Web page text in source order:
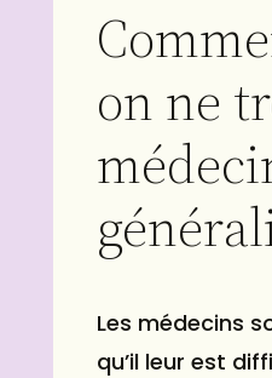
on ne
Les médecins
qu’il leur est